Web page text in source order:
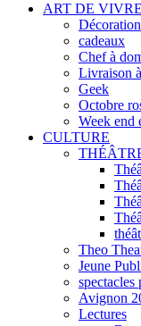
ART DE VIVRE
Décoration
cadeaux
Chef à
Livraison
Geek
Octobre
Week end
CULTURE
Theo
Jeune
spectacles
Avignon
Lectures